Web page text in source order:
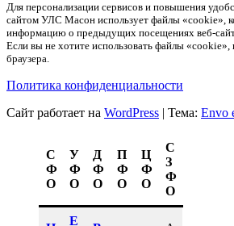
Для персонализации сервисов и повышения
сайтом УЛС Масон использует файлы «cookie»,
информацию о предыдущих посещениях веб-
Если вы не хотите использовать файлы «cookie»,
браузера.
Политика конфиденциальности
Сайт работает на WordPress | Тема: Envo
С
Ф
О
У
Ф
О
Д
Ф
О
П
Ф
О
Ц
Ф
О
С
З
Ф
О
Е